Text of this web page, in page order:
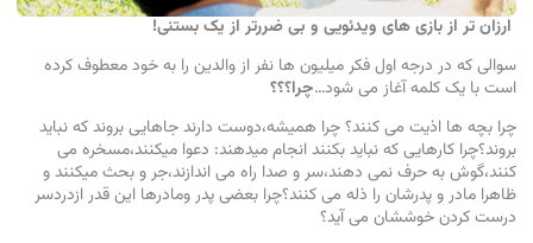
ارزان تر از بازی های ویدئویی و بی ضررتر از یک بستنی!
سوالی که در درجه اول فکر میلیون ها نفر از والدین را به خود معطوف کرده
است با یک کلمه آغاز می شود…چرا؟؟؟
چرا بچه ها اذیت می کنند؟ چرا همیشه،دوست دارند جاهایی بروند که نباید
بروند؟چرا کارهایی که نباید بکنند انجام میدهند: دعوا میکنند،مسخره می
کنند،گوش به حرف نمی دهند،سر و صدا راه می اندازند،جر و بحث میکنند و
ظاهرا مادر و پدرشان را ذله می کنند؟چرا بعضی پدر ومادرها این قدر ازدردسر
درست کردن خوششان می آید؟